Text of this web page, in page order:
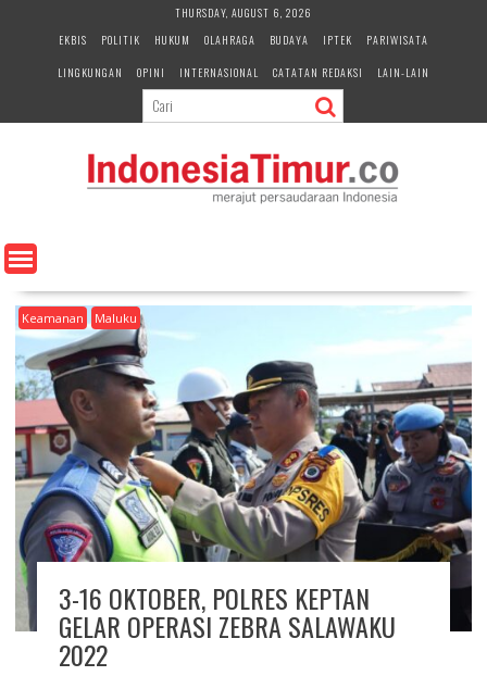
e
n
THURSDAY, AUGUST 6, 2026
EKBIS
POLITIK HUKUM OLAHRAGA BUDAYA IPTEK
PARIWISATA
LINGKUNGAN
OPINI INTERNASIONAL CATATAN REDAKSI LAIN-LAIN
Keamanan Maluku
3-16 OKTOBER, POLRES KEPTAN
GELAR OPERASI ZEBRA SALAWAKU
2022